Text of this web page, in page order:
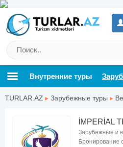
Внутренние туры
TURLAR.AZ ▸ Зарубежные туры ▸
İMPERİAL
Зарубежные и
Бронирование